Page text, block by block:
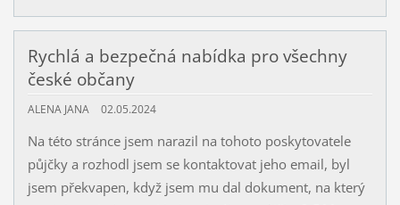
Rychlá a bezpečná nabídka pro všechny
české občany
ALENA JANA 02.05.2024
Na této stránce jsem narazil na tohoto poskytovatele
půjčky a rozhodl jsem se kontaktovat jeho email, byl
jsem překvapen, když jsem mu dal dokument, na který